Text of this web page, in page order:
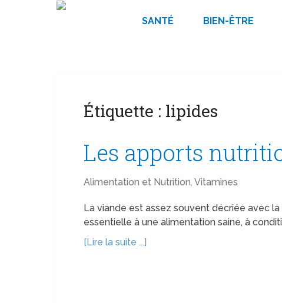
SANTÉ BIEN-ÊTRE
Étiquette : lipides
Les apports
Alimentation et Nutrition, Vitamines
La viande est assez souvent décriée avec
essentielle à une alimentation saine, à
[Lire la suite ...]